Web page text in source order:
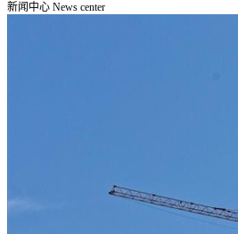
新闻中心 News center